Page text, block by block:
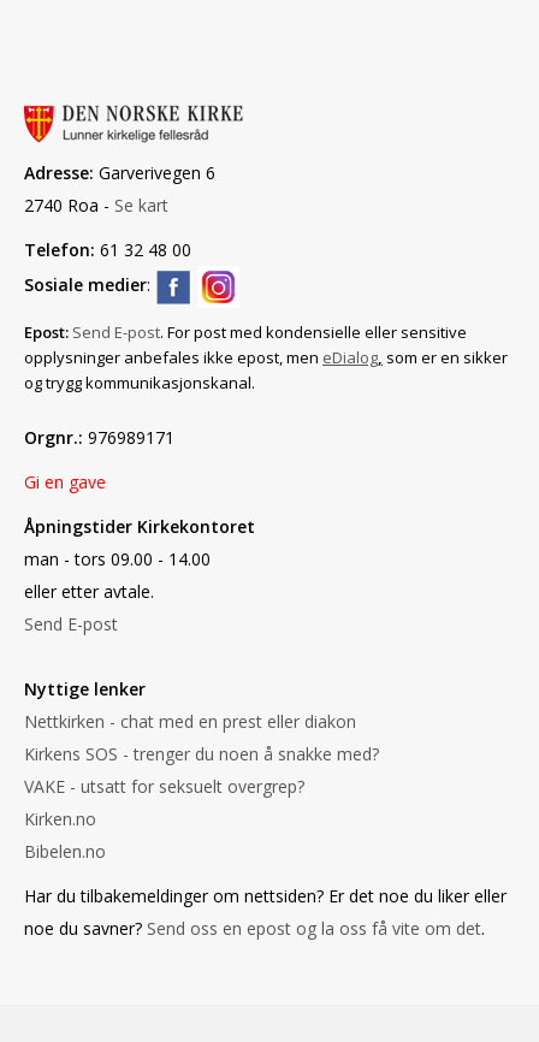
Adresse: Garverivegen 6
2740 Roa - Se kart
Telefon: 61 32 48 00
Sosiale medier:
Epost: Send E-post. For post med konfidensielle eller sensitive
opplysninger anbefales ikke epost, men eDialog, som er en sikker
og trygg kommunikasjonskanal.
Orgnr.: 976989171
Gi en gave
Åpningstider Kirkekontoret
man - tors 09.00 - 14.00
eller etter avtale.
Send E-post
Nyttige lenker
Nettkirken - chat med en prest eller diakon
Kirkens SOS - trenger du noen å snakke med?
VAKE - utsatt for seksuelt overgrep?
Kirken.no
Bibelen.no
Har du tilbakemeldinger om nettsiden? Er det noe du liker eller
noe du savner? Send oss en epost og la oss få vite om det.